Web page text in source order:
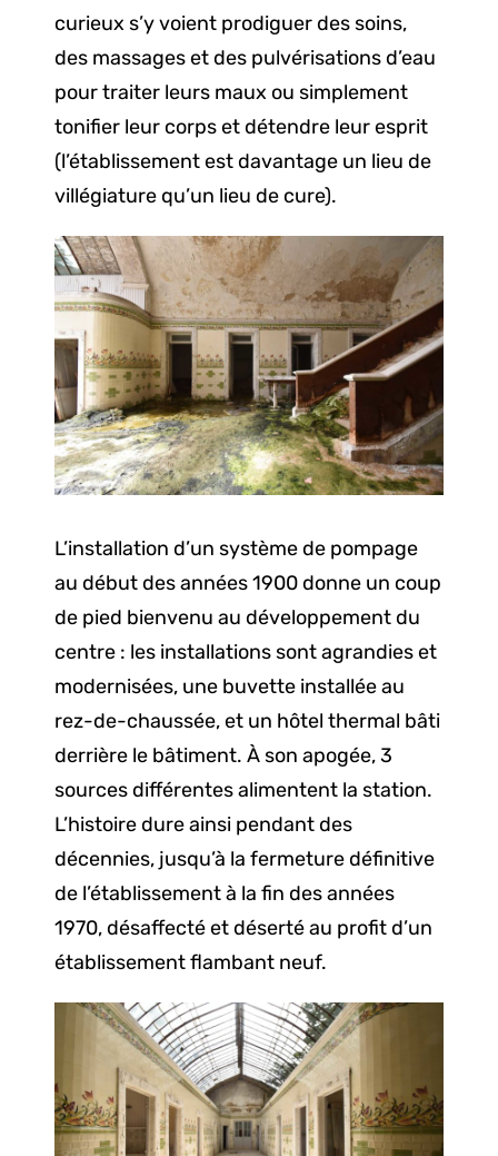
curieux s’y voient prodiguer des soins,
des massages et des pulvérisations d’eau
pour traiter leurs maux ou simplement
tonifier leur corps et détendre leur esprit
(l’établissement est davantage un lieu de
villégiature qu’un lieu de cure).
L’installation d’un système de pompage
au début des années 1900 donne un coup
de pied bienvenu au développement du
centre : les installations sont agrandies et
modernisées, une buvette installée au
rez-de-chaussée, et un hôtel thermal bâti
derrière le bâtiment. À son apogée, 3
sources différentes alimentent la station.
L’histoire dure ainsi pendant des
décennies, jusqu’à la fermeture définitive
de l’établissement à la fin des années
1970, désaffecté et déserté au profit d’un
établissement flambant neuf.